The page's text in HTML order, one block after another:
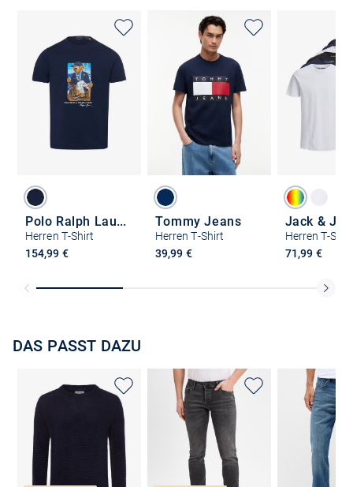
Polo Ralph Lauren
Herren T-Shirt
154,99 €
Tommy Jeans
Herren T-Shirt
39,99 €
Jack &
71,99 €
DAS PASST DAZU